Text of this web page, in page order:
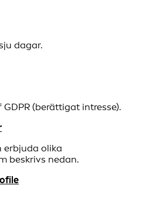
dagar.
(berättigat intresse).
erbjuda olika
beskrivs nedan.